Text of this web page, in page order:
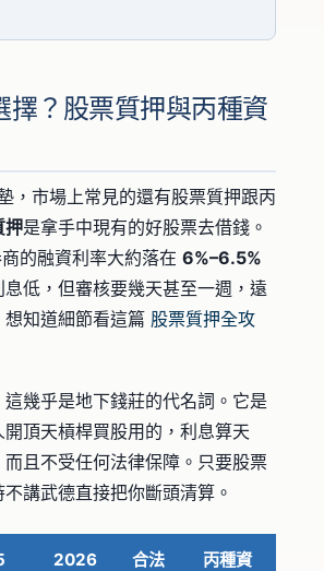
擇？股票質押與丙種資
，市場上常見的還有股票質押跟丙
押是拿手中現有的好股票去借錢。
的融資利率大約落在 6%–6.5%
低，但審核要幾天甚至一週，遠
知道細節看這篇 股票質押全攻
這幾乎是地下錢莊的代名詞。它是
頂天槓桿買股用的，利息算天
且不受任何法律保障。只要股票
講武德直接把你斷頭清算。
2026
合法
丙種資